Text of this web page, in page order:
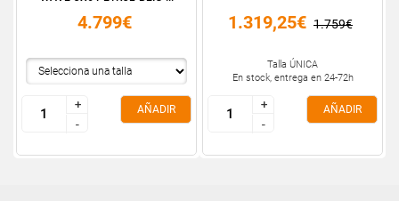
4.799€
+
-
+
-
AÑADIR
1.319,25€ 1.759€
Talla ÚNICA
En stock, entrega en 24-72h
+
-
+
-
AÑADIR